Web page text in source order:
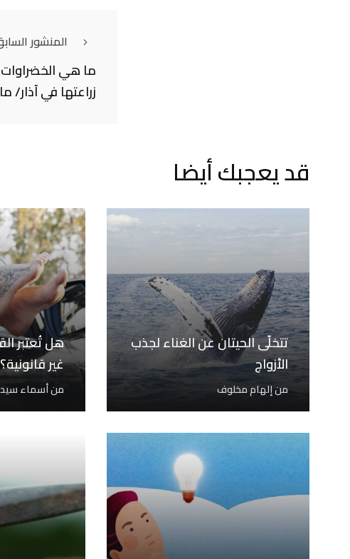
المنشور
ما هي
زراعتها في آذار/
قد يعجبك أيضا
تتخلّى الحيتان عن الغناء لجذب
الأزواج
منإلهام مخلوف
هل تُعتبر
غير قانونية؟
منأسماء سيد